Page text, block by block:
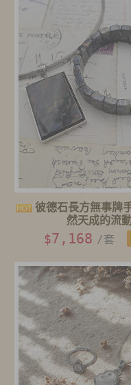
彼德石長方無事牌
然天成的流
$7,168 /套